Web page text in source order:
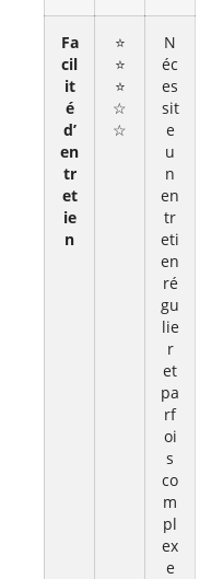
Fa
cil
it
é
d’
en
tr
et
ie
n
⭐
⭐
⭐
☆
☆
N
éc
es
sit
e
u
n
en
tr
eti
en
ré
gu
lie
r
et
pa
rf
oi
s
co
m
pl
ex
e